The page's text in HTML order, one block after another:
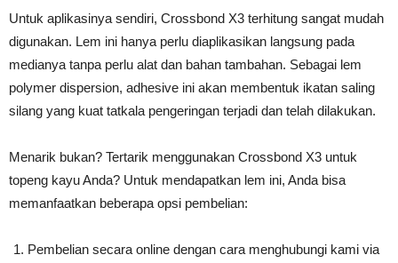
Untuk aplikasinya sendiri, Crossbond X3 terhitung sangat mudah
digunakan. Lem ini hanya perlu diaplikasikan langsung pada
medianya tanpa perlu alat dan bahan tambahan. Sebagai lem
polymer dispersion, adhesive ini akan membentuk ikatan saling
silang yang kuat tatkala pengeringan terjadi dan telah dilakukan.
Menarik bukan? Tertarik menggunakan Crossbond X3 untuk
topeng kayu Anda? Untuk mendapatkan lem ini, Anda bisa
memanfaatkan beberapa opsi pembelian:
Pembelian secara online dengan cara menghubungi kami via